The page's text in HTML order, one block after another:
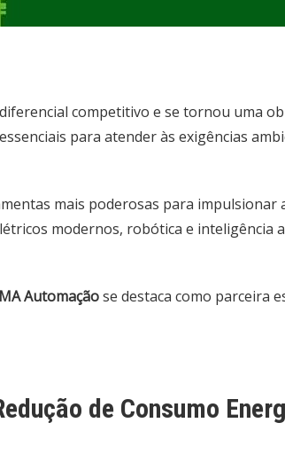
competitivo e se tornou uma
para atender às exigências
mais poderosas para
modernos, robótica e
Automaçãose destaca como parceira
de Consumo